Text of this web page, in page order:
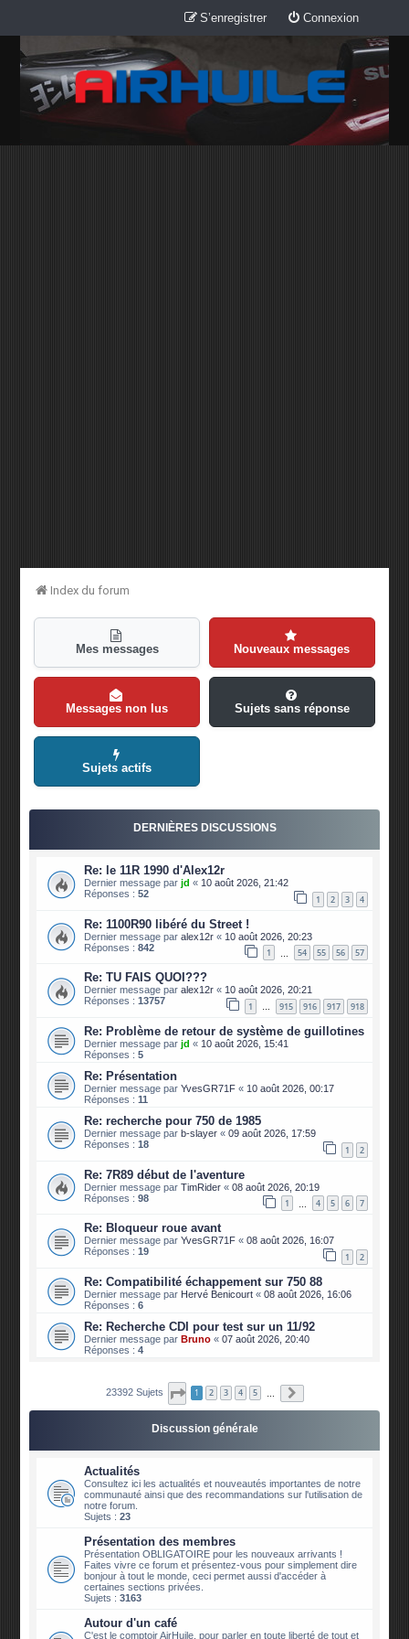
Connexion
S’enregistrer
Index du forum
Mes messages Nouveaux messages
Messages non lus Sujets sans réponse
Sujets actifs
DERNIÈRES DISCUSSIONS
Re: le 11R 1990 d'Alex12r
Dernier message parjd « 10 août 2026, 21:42
Réponses :52 1 2 3 4
Re: 1100R90 libéré du Street !
Dernier message paralex12r « 10 août 2026, 20:23
Réponses :842 1 54 55 56 57
Re: TU FAIS QUOI???
Dernier message paralex12r « 10 août 2026, 20:21
Réponses :13757 1 … 915 916 917 918
Re: Problème de retour de système de guillotines
Dernier message parjd « 10 août 2026, 15:41
Réponses :5
Re: Présentation
Dernier message parYvesGR71F « 10 août 2026, 00:17
Réponses :11
Re: recherche pour 750 de 1985
Dernier message parb-slayer «09 août 2026, 17:59
Réponses :18 1 2
Re: 7R89 début de l'aventure
Dernier message parTimRider «08 août 2026, 20:19
Réponses :98 1 4 5 6 7
Re: Bloqueur roue avant
Dernier message parYvesGR71F «08 août 2026, 16:07
Réponses :19 1 2
Re: Compatibilité échappement sur 750 88
Dernier message par Hervé Benicourt «08 août 2026, 16:06
Réponses :6
Re: Recherche CDI pour test sur un 11/92
Dernier message parBruno «07 août 2026, 20:40
Réponses :4
23392 Sujets Page 1sur2340
1 2 3 4 5 …
Discussion générale
Actualités
Consultez ici les actualités et nouveautés importantes de notre
communauté ainsi que des recommandations sur l'utilisation de
notre forum.
Sujets :23
Présentation des membres
Présentation OBLIGATOIRE pour les nouveaux arrivants !
Faites vivre ce forum et présentez-vous pour simplement dire
bonjour à tout le monde, ceci permet aussi d'accéder à
certaines sections privées.
Sujets :3163
Autour d'un café
C'est le comptoir AirHuile, pour parler en toute liberté de tout et